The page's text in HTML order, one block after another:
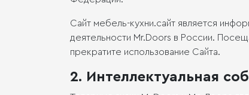
Сайт мебель-кухни.сайт является
деятельности Mr.Doors в России.
прекратите использование Сайта.
2. Интеллектуальная